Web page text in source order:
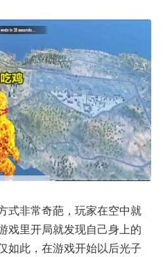
式非常奇葩，玩家在空中就
戏里开局就发现自己身上的
如此，在游戏开始以后光子